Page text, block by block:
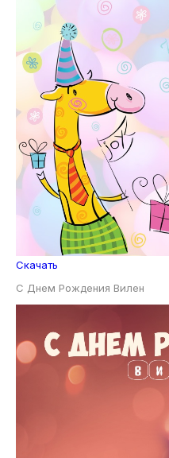
Скачать
С Днем Рождения Вилен